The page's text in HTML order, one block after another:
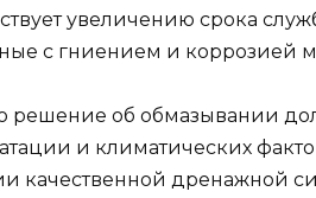
увеличению срока
с гниением и коррозией
решение об обмазывании
и климатических
качественной дренажной